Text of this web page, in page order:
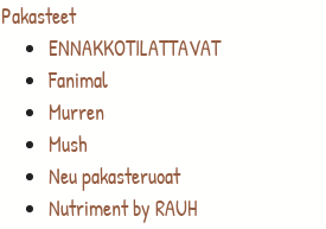
Pakasteet
ENNAKKOTILATTAVAT
Fanimal
Murren
Mush
Neu pakasteruoat
Nutriment by RAUH